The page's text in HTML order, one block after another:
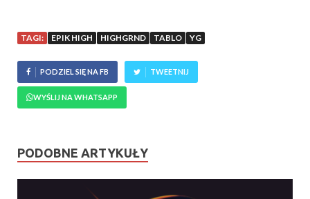
TAGI: EPIK HIGH HIGHGRND TABLO YG
PODZIEL SIĘ NA FB TWEETNIJ
WYŚLIJ NA WHATSAPP
PODOBNE ARTYKUŁY